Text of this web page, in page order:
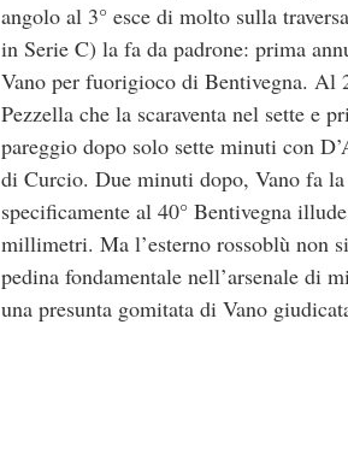
angolo al 3° esce di molto sulla
in Serie C) la fa da padrone: prima
Vano per fuorigioco di Bentivegna. Al
Pezzella che la scaraventa nel sette e
pareggio dopo solo sette minuti con
di Curcio. Due minuti dopo, Vano fa
specificamente al 40° Bentivegna
millimetri. Ma l’esterno rossoblù non
pedina fondamentale nell’arsenale di
una presunta gomitata di Vano